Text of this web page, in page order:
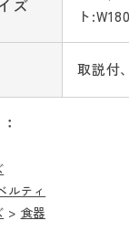
ズ
ト
取説付
ルティ
> 食器